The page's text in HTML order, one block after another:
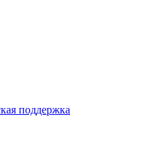
поддержка